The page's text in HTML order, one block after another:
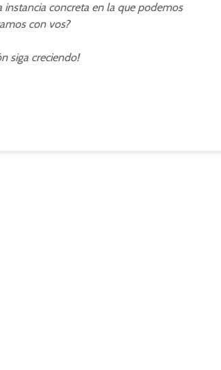
instancia concreta en la que podemos
con vos?
siga creciendo!